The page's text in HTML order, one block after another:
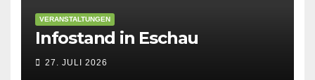
VERANSTALTUNGEN
Infostand in Eschau
27. JULI 2026